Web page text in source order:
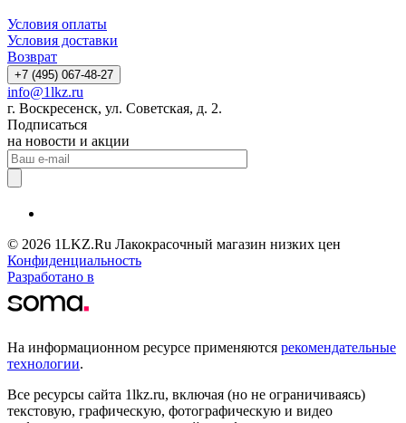
Условия оплаты
Условия доставки
Возврат
+7 (495) 067-48-27
info@1lkz.ru
г. Воскресенск, ул. Советская, д. 2.
Подписаться
на новости и акции
© 2026 1LKZ.Ru Лакокрасочный магазин низких цен
Конфиденциальность
Разработано в
На информационном ресурсе применяются рекомендательные
технологии.
Все ресурсы сайта 1lkz.ru, включая (но не ограничиваясь)
текстовую, графическую, фотографическую и видео